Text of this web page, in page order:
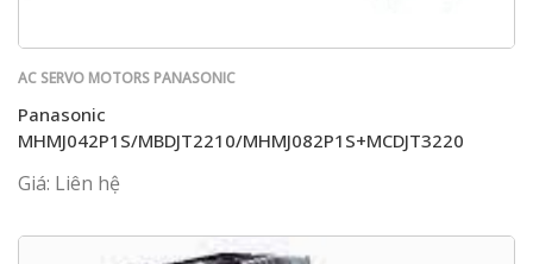
AC SERVO MOTORS PANASONIC
Panasonic
MHMJ042P1S/MBDJT2210/MHMJ082P1S+MCDJT3220
Giá: Liên hệ